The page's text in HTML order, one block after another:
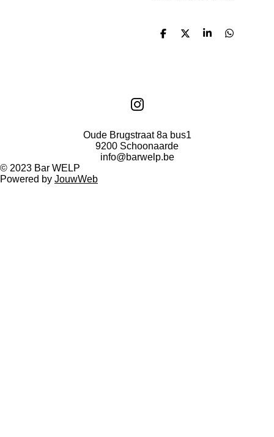
D
D
S
D
I
s
t
Oude Brugstraat 8a bus1
9200 Schoonaarde
info@barwelp.be
© 2023 Bar WELP
Powered by JouwWeb